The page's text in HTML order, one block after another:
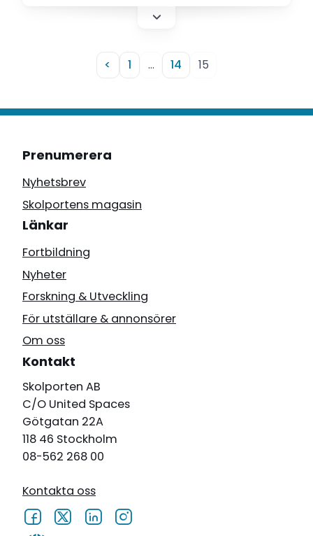
< 1 … 14 15
Prenumerera
Nyhetsbrev
Skolportens magasin
Länkar
Fortbildning
Nyheter
Forskning & Utveckling
För utställare & annonsörer
Om oss
Kontakt
Skolporten AB
C/O United Spaces
Götgatan 22A
118 46 Stockholm
08-562 268 00
Kontakta oss